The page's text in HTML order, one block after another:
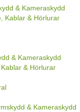
& Kameraskydd
Kablar & Hörlurar
& Kameraskydd
& Hörlurar
& Kameraskydd